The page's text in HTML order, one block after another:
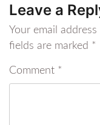
Leave a
Your email
fields are marked *
Comment *